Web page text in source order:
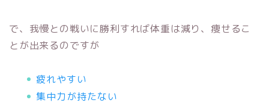
で、我慢との戦いに勝利すれば体重は減り、痩せるこ
とが出来るのですが
疲れやすい
集中力が持たない